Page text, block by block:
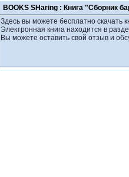
BOOKS SHaring : Книга "Сборник
Здесь вы можете бесплатно скачать
Электронная книга находится в
Вы можете оставить свой отзыв и